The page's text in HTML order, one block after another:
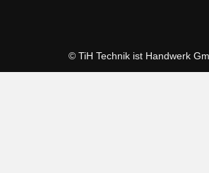
© TiH Technik ist Handwerk